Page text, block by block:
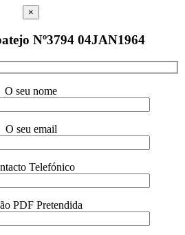
×
Nº3794 04JAN1964
O seu nome
O seu email
Telefónico
PDF Pretendida